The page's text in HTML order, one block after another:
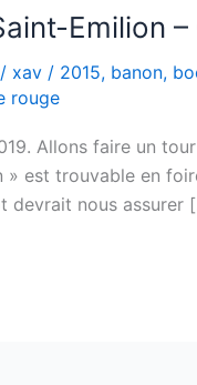
Emilion
/ xav / 2015, banon,
rouge
Allons faire un
» est trouvable en
devrait nous assurer